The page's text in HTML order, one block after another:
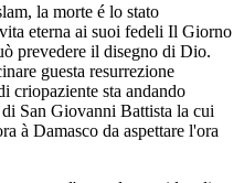
la morte é lo stato
eterna ai suoi fedeli Il Giorno
prevedere il disegno di Dio.
guesta resurrezione
criopaziente sta andando
San Giovanni Battista la cui
à Damasco da aspettare l'ora